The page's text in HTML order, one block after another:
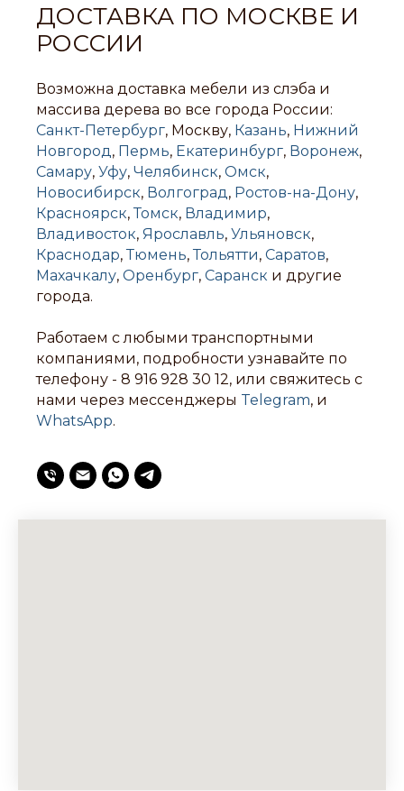
ДОСТАВКА ПО МОСКВЕ И
РОССИИ
Возможна доставка мебели из слэба и
массива дерева во все города России:
Санкт-Петербург, Москву, Казань, Нижний
Новгород, Пермь, Екатеринбург, Воронеж,
Самару, Уфу, Челябинск, Омск,
Новосибирск, Волгоград, Ростов-на-Дону,
Красноярск,Томск, Владимир,
Владивосток, Ярославль, Ульяновск,
Краснодар,Тюмень,Тольятти, Саратов,
Махачкалу, Оренбург, Саранск и другие
города.
Работаем с любыми транспортными
компаниями, подробности узнавайте по
телефону - 8 916 928 30 12, или свяжитесь с
нами через мессенджеры Telegram, и
WhatsApp.